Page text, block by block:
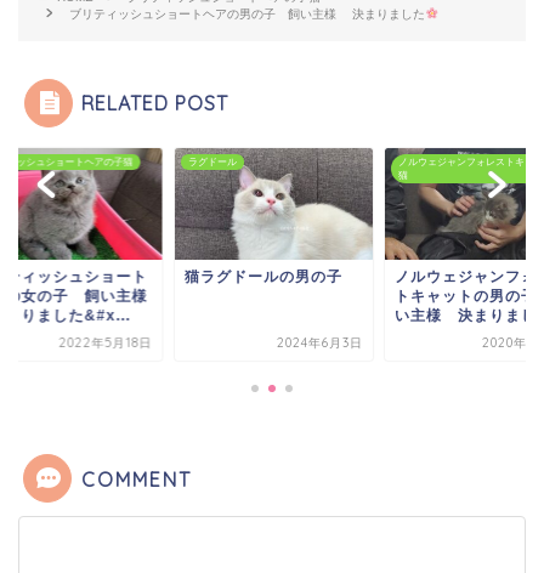
ブリティッシュショートヘアの男の子 飼い主様 決まりました
RELATED POST
ィッシュショートヘアの子猫
ティッシュショート
の女の子 飼い主様
りました&#x...
2022年5月18日
ラグドール
猫ラグドールの男の子
2024年6月3日
ノルウェジャンフォレストキャ
猫
ノルウェジャンフォ
トキャットの男の
い主様 決まりまし
2020年11
COMMENT